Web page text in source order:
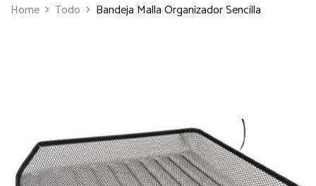
Home Todo Bandeja Malla Organizador Sencilla